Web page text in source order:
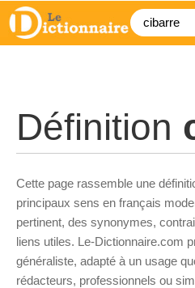
Définition
Cette page rassemble une
principaux sens en français
pertinent, des synonymes,
liens utiles. Le-Dictionnaire.com
généraliste, adapté à un usage
rédacteurs, professionnels ou